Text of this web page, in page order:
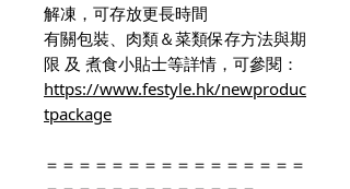
解凍，可存放更長時間
有關包裝、肉類＆菜類保存方法與期
限 及 煮食小貼士等詳情，可參閱：
https://www.festyle.hk/newproduc
tpackage
＝＝＝＝＝＝＝＝＝＝＝＝＝＝＝＝